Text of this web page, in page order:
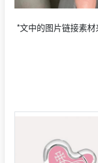
*文中的图片链接素